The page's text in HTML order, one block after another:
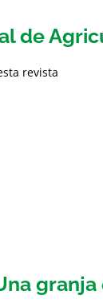
de
revista